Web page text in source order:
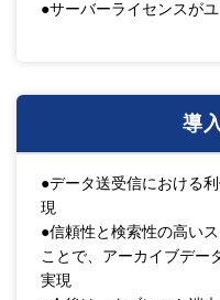
●サーバーライセンスが
導
●データ送受信における
現
●信頼性と検索性の高い
ことで、アーカイブデー
実現